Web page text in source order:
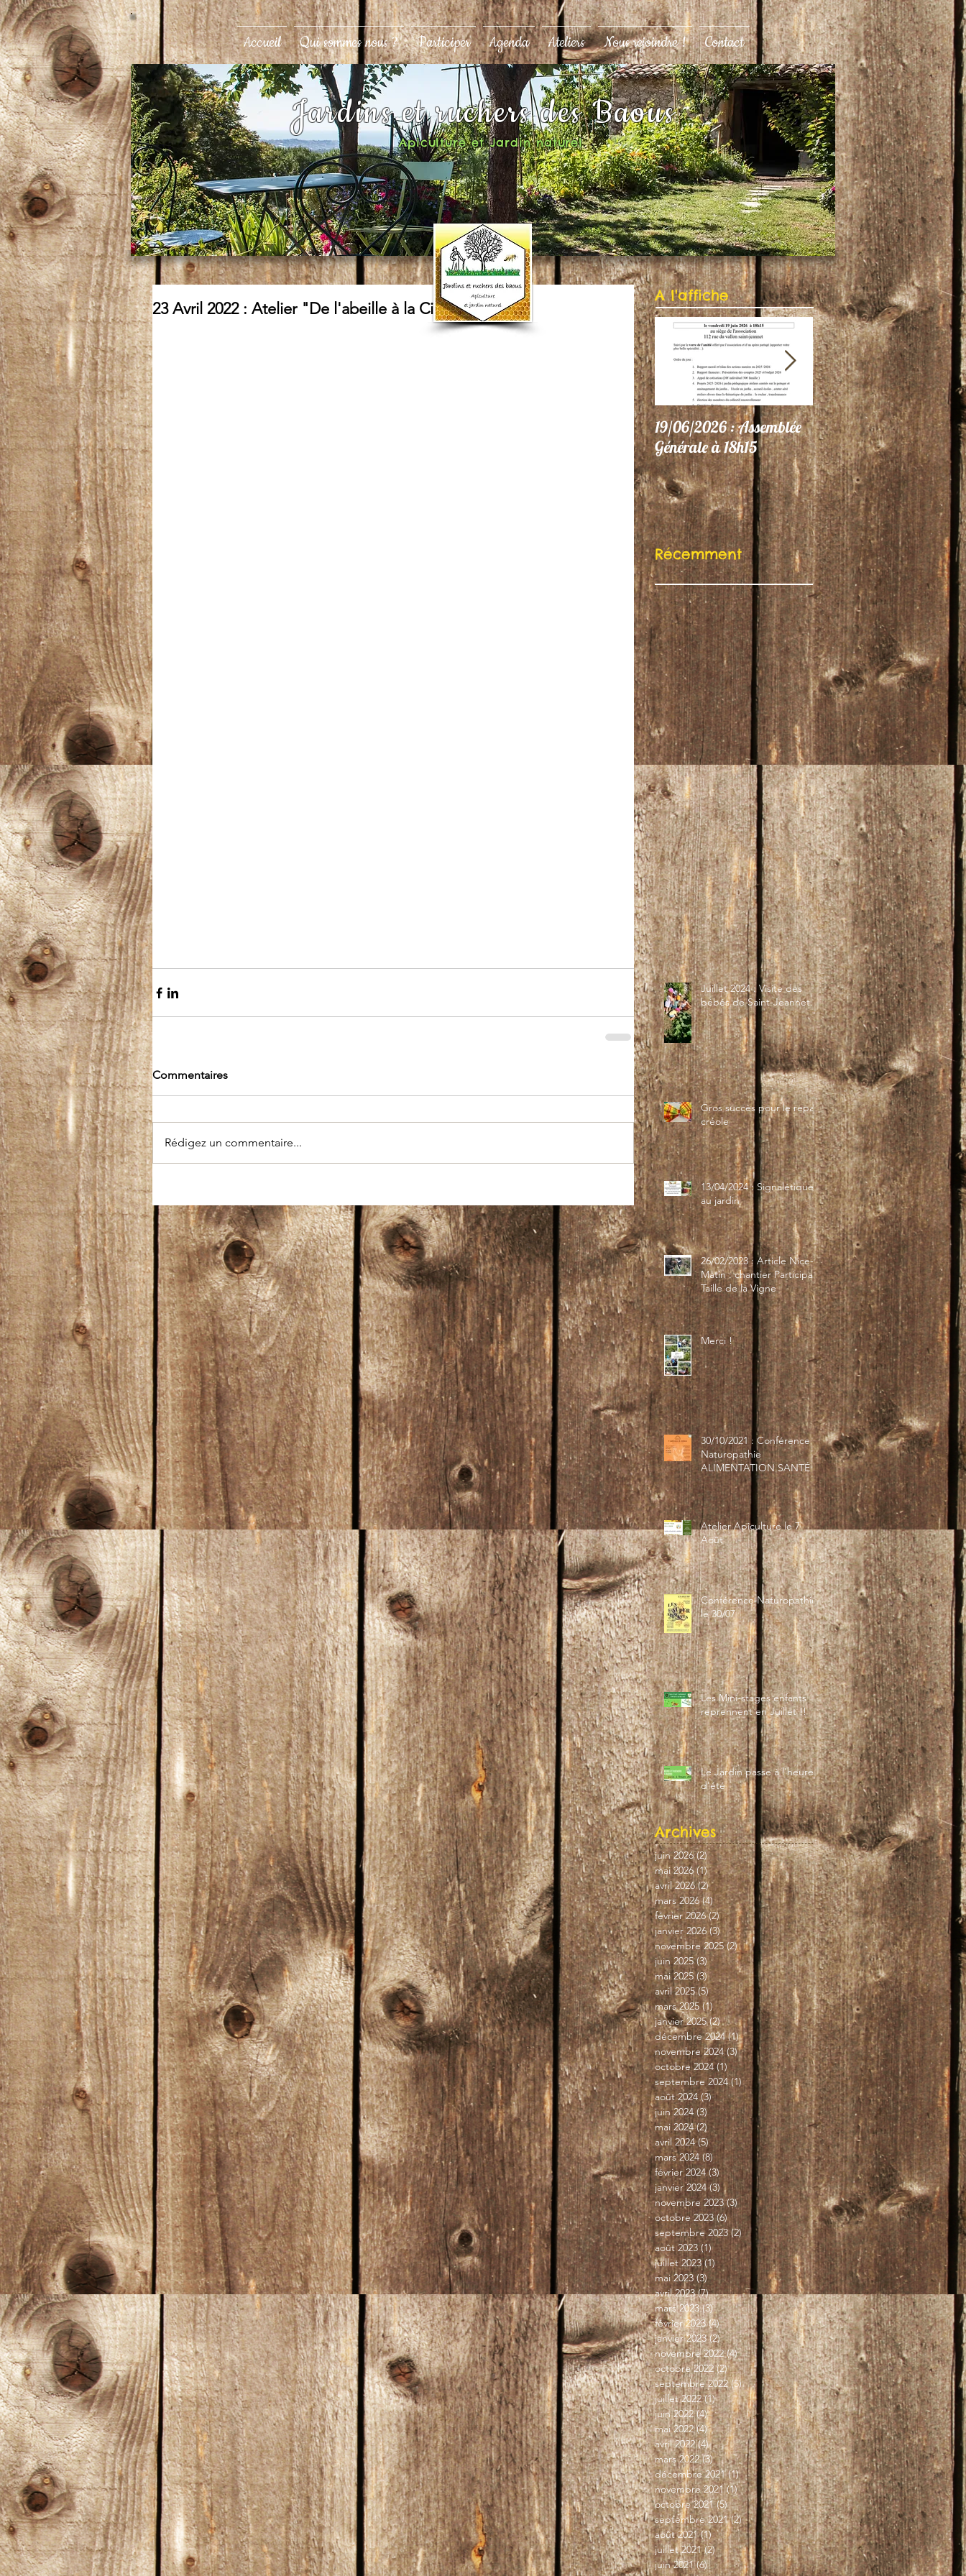
23 Avril 2022 : Atelier "De l'abeille à la Cire"
Commentaires
Rédigez un commentaire...
A l'affiche
19/06/2026 : Assemblée
Générale à 18h15
06/06/26 : Le Jardin
participe au Festival
"Autres Regards"
Récemment
Juillet 2024 : Visite des
bébés de Saint-Jeannet...
Gros succès pour le repas
créole
13/04/2024 : Signalétique
au jardin
26/02/2023 : Article Nice-
Matin : chantier Participatif
Taille de la Vigne
Merci !
30/10/2021 : Conférence
Naturopathie
ALIMENTATION SANTÉ
Atelier Apiculture le 7
Août
Conférence Naturopathie
le 30/07
Les Mini-stages enfants
reprennent en Juillet !!
Le Jardin passe à l'heure
d'été
Archives
juin 2026 (2)2 posts
mai 2026 (1)1 post
avril 2026 (2)2 posts
mars 2026 (4)4 posts
février 2026 (2)2 posts
janvier 2026 (3)3 posts
novembre 2025 (2)2 posts
juin 2025 (3)3 posts
mai 2025 (3)3 posts
avril 2025 (5)5 posts
mars 2025 (1)1 post
janvier 2025 (2)2 posts
décembre 2024 (1)1 post
novembre 2024 (3)3 posts
octobre 2024 (1)1 post
septembre 2024 (1)1 post
août 2024 (3)3 posts
juin 2024 (3)3 posts
mai 2024 (2)2 posts
avril 2024 (5)5 posts
mars 2024 (8)8 posts
février 2024 (3)3 posts
janvier 2024 (3)3 posts
novembre 2023 (3)3 posts
octobre 2023 (6)6 posts
septembre 2023 (2)2 posts
août 2023 (1)1 post
juillet 2023 (1)1 post
mai 2023 (3)3 posts
avril 2023 (7)7 posts
mars 2023 (3)3 posts
février 2023 (4)4 posts
janvier 2023 (2)2 posts
novembre 2022 (4)4 posts
octobre 2022 (2)2 posts
septembre 2022 (5)5 posts
juillet 2022 (1)1 post
juin 2022 (4)4 posts
mai 2022 (4)4 posts
avril 2022 (4)4 posts
mars 2022 (3)3 posts
décembre 2021 (1)1 post
novembre 2021 (1)1 post
octobre 2021 (5)5 posts
septembre 2021 (2)2 posts
août 2021 (1)1 post
juillet 2021 (2)2 posts
juin 2021 (6)6 posts
Accueil Qui sommes nous ? Participer Agenda Ateliers Nous rejoindre ! Contact
Jardins et ruchers des Baous
Apiculture et Jardin naturel